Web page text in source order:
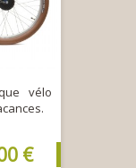
vélo
€